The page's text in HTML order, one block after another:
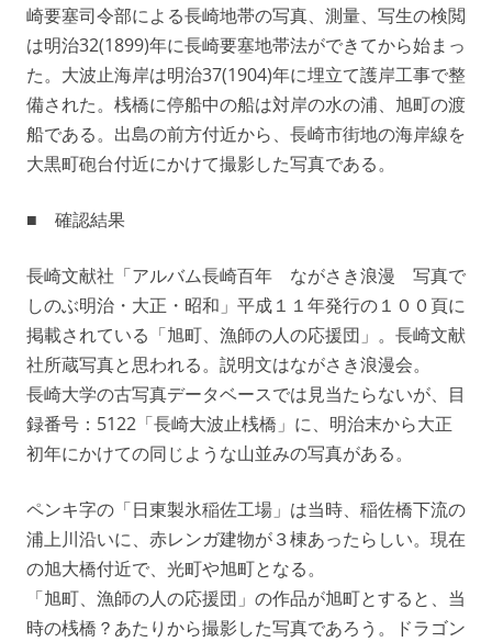
崎要塞司令部による長崎地帯の写真、測量、写生の検閲
は明治32(1899)年に長崎要塞地帯法ができてから始まっ
た。大波止海岸は明治37(1904)年に埋立て護岸工事で整
備された。桟橋に停船中の船は対岸の水の浦、旭町の渡
船である。出島の前方付近から、長崎市街地の海岸線を
大黒町砲台付近にかけて撮影した写真である。
■ 確認結果
長崎文献社「アルバム長崎百年 ながさき浪漫 写真で
しのぶ明治・大正・昭和」平成１１年発行の１００頁に
掲載されている「旭町、漁師の人の応援団」。長崎文献
社所蔵写真と思われる。説明文はながさき浪漫会。
長崎大学の古写真データベースでは見当たらないが、目
録番号：5122「長崎大波止桟橋」に、明治末から大正
初年にかけての同じような山並みの写真がある。
ペンキ字の「日東製氷稲佐工場」は当時、稲佐橋下流の
浦上川沿いに、赤レンガ建物が３棟あったらしい。現在
の旭大橋付近で、光町や旭町となる。
「旭町、漁師の人の応援団」の作品が旭町とすると、当
時の桟橋？あたりから撮影した写真であろう。ドラゴン